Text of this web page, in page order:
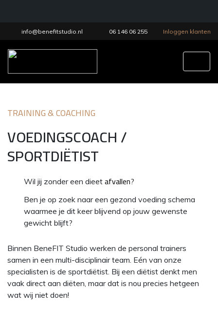
info@benefitstudio.nl 06 146 06 255 Inloggen klanten
TRAINING & COACHING
VOEDINGSCOACH /
SPORTDIËTIST
Wil jij zonder een dieet afvallen?
Ben je op zoek naar een gezond voeding schema
waarmee je dit keer blijvend op jouw gewenste
gewicht blijft?
Binnen BeneFIT Studio werken de personal trainers
samen in een multi-disciplinair team. Eén van onze
specialisten is de sportdiëtist. Bij een diëtist denkt men
vaak direct aan diëten, maar dat is nou precies hetgeen
wat wij niet doen!